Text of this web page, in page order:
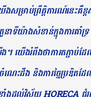
ងសម្រាប់ព្រឹត្តិការណ៍នេះគឺ
នាទីយ៉ាងសំខាន់ក្នុងការគាំ
យើងរំពឹងថាការតភ្ជាប់ដែ
េះដឹង និងការច្នៃប្រឌិតដ